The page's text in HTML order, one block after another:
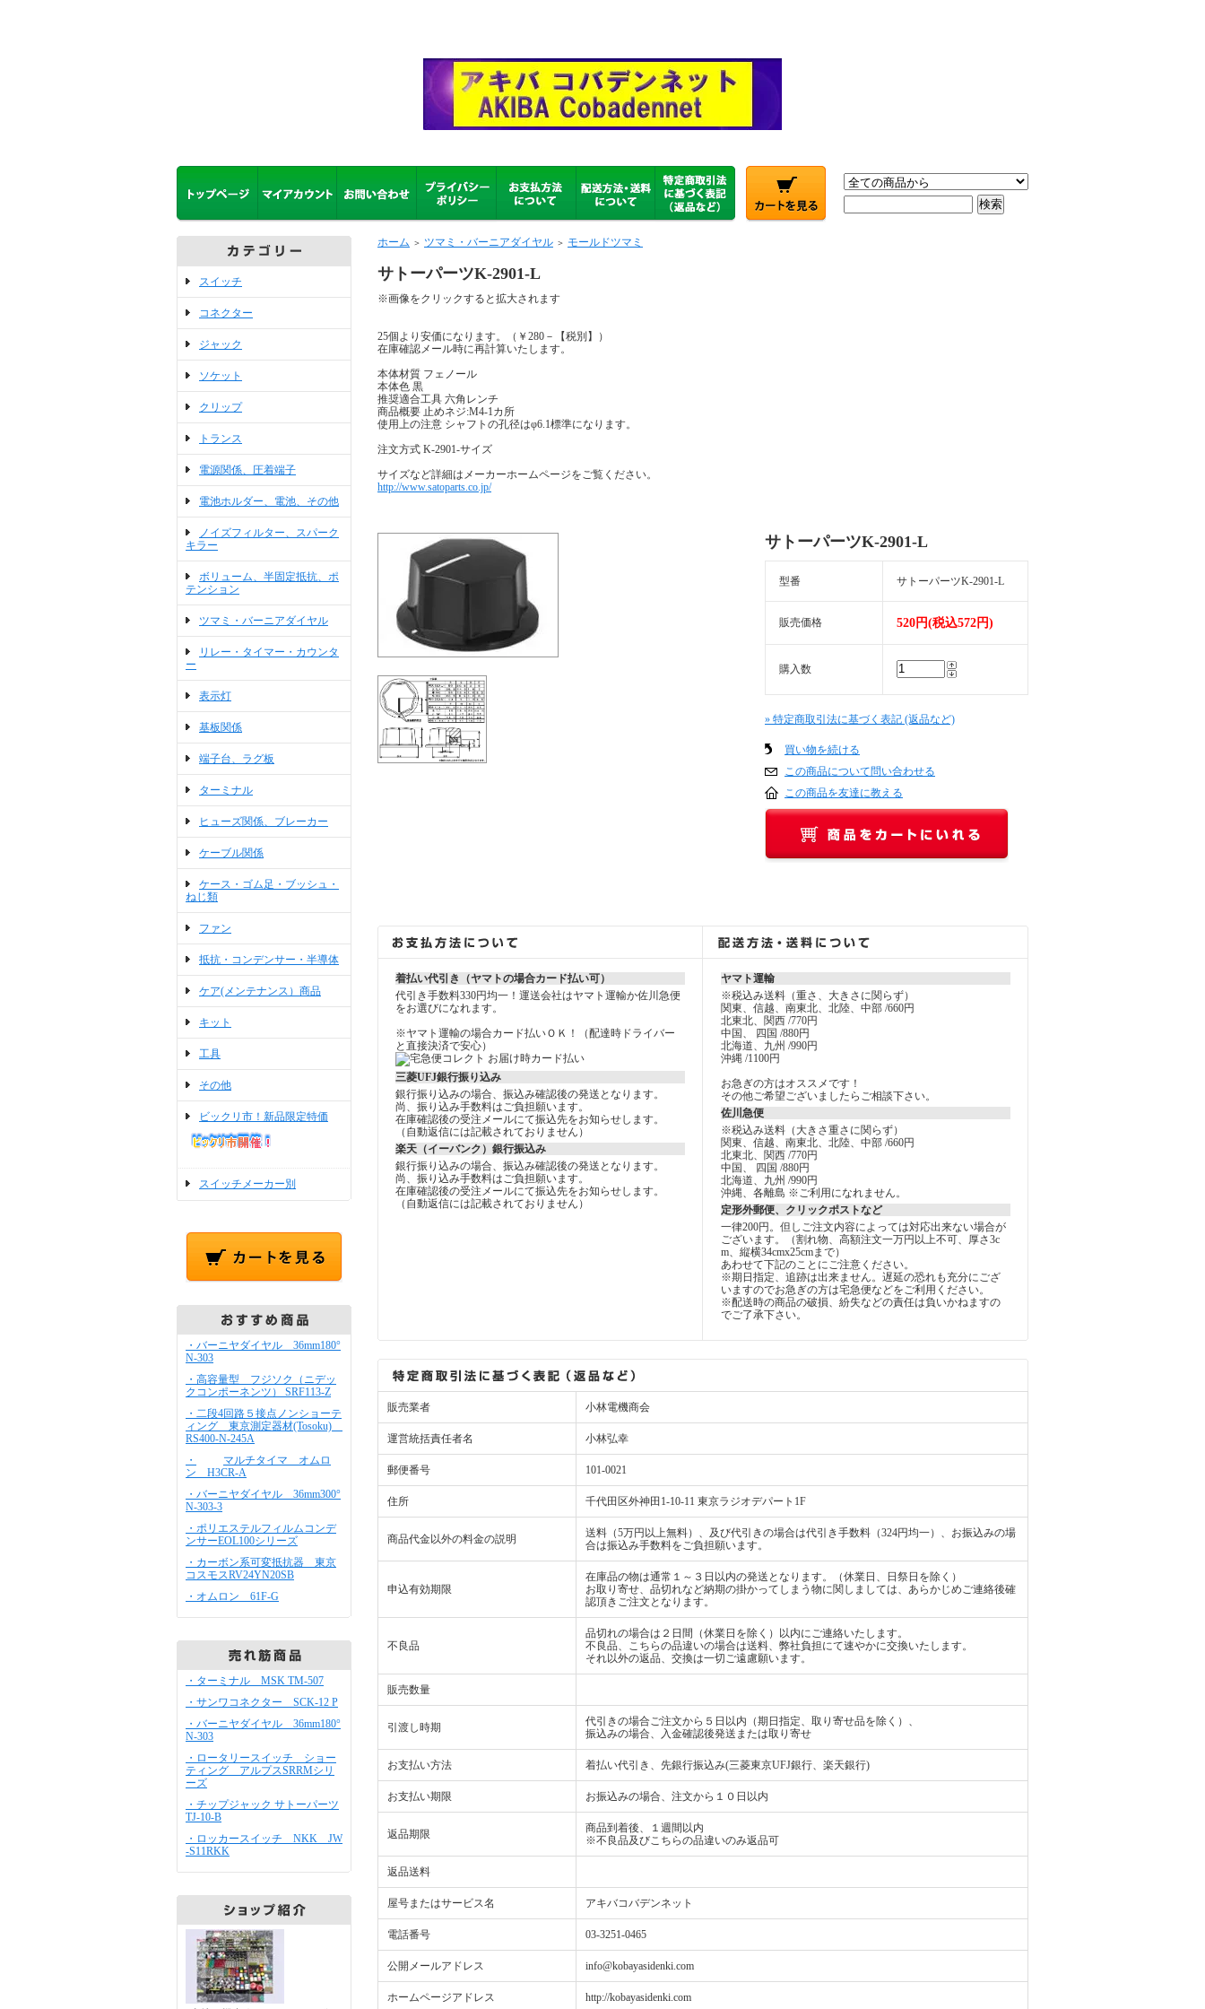
スイッチ
コネクター
ジャック
ソケット
クリップ
トランス
電源関係、圧着端子
電池ホルダー、電池、その他
ノイズフィルター、スパーク
キラー
ボリューム、半固定抵抗、ポ
テンション
ツマミ・バーニアダイヤル
リレー・タイマー・カウンタ
ー
表示灯
基板関係
端子台、ラグ板
ターミナル
ヒューズ関係、ブレーカー
ケーブル関係
ケース・ゴム足・ブッシュ・
ねじ類
ファン
抵抗・コンデンサー・半導体
ケア(メンテナンス）商品
キット
工具
その他
ビックリ市！新品限定特価
スイッチメーカー別
・バーニヤダイヤル 36mm180°
N-303
・高容量型 フジソク（ニデッ
クコンポーネンツ） SRF113-Z
・二段4回路５接点ノンショーテ
ィング 東京測定器材(Tosoku)
RS400-N-245A
・
マルチタイマ オムロ
ン H3CR-A
・バーニヤダイヤル 36mm300°
N-303-3
・ポリエステルフィルムコンデ
ンサーEOL100シリーズ
・カーボン系可変抵抗器 東京
コスモスRV24YN20SB
・オムロン 61F-G
・ターミナル MSK TM-507
・サンワコネクター SCK-12 P
・バーニヤダイヤル 36mm180°
N-303
・ロータリースイッチ ショー
ティング アルプスSRRMシリ
ーズ
・チップジャック サトーパーツ
TJ-10-B
・ロッカースイッチ NKK JW
-S11RKK
ホーム ＞ ツマミ・バーニアダイヤル ＞ モールドツマミ
サトーパーツK-2901-L
※画像をクリックすると拡大されます
25個より安価になります。（￥280－【税別】）
在庫確認メール時に再計算いたします。
本体材質 フェノール
本体色 黒
推奨適合工具 六角レンチ
商品概要 止めネジ:M4-1カ所
使用上の注意 シャフトの孔径はφ6.1標準になります。
注文方式 K-2901-サイズ
サイズなど詳細はメーカーホームページをご覧ください。
http://www.satoparts.co.jp/
サトーパーツK-2901-L
型番 サトーパーツK-2901-L
販売価格 520円(税込572円)
購入数
» 特定商取引法に基づく表記 (返品など)
買い物を続ける
この商品について問い合わせる
この商品を友達に教える
着払い代引き（ヤマトの場合カード払い可）
代引き手数料330円均一！運送会社はヤマト運輸か佐川急便
をお選びになれます。
※ヤマト運輸の場合カード払いＯＫ！（配達時ドライバー
と直接決済で安心）
三菱UFJ銀行振り込み
銀行振り込みの場合、振込み確認後の発送となります。
尚、振り込み手数料はご負担願います。
在庫確認後の受注メールにて振込先をお知らせします。
（自動返信には記載されておりません）
楽天（イーバンク）銀行振込み
銀行振り込みの場合、振込み確認後の発送となります。
尚、振り込み手数料はご負担願います。
在庫確認後の受注メールにて振込先をお知らせします。
（自動返信には記載されておりません）
ヤマト運輸
※税込み送料（重さ、大きさに関らず）
関東、信越、南東北、北陸、中部 /660円
北東北、関西 /770円
中国、 四国 /880円
北海道、九州 /990円
沖縄 /1100円
お急ぎの方はオススメです！
その他ご希望ございましたらご相談下さい。
佐川急便
※税込み送料（大きさ重さに関らず）
関東、信越、南東北、北陸、中部 /660円
北東北、関西 /770円
中国、 四国 /880円
北海道、九州 /990円
沖縄、各離島 ※ご利用になれません。
定形外郵便、クリックポストなど
一律200円。但しご注文内容によっては対応出来ない場合が
ございます。（割れ物、高額注文一万円以上不可、厚さ3c
m、縦横34cmx25cmまで）
あわせて下記のことにご注意ください。
※期日指定、追跡は出来ません。遅延の恐れも充分にござ
いますのでお急ぎの方は宅急便などをご利用ください。
※配送時の商品の破損、紛失などの責任は負いかねますの
でご了承下さい。
販売業者 小林電機商会
運営統括責任者名 小林弘幸
郵便番号 101-0021
住所 千代田区外神田1-10-11 東京ラジオデパート1F
商品代金以外の料金の説明
送料（5万円以上無料）、及び代引きの場合は代引き手数料（324円均一）、お振込みの場
合は振込み手数料をご負担願います。
申込有効期限
在庫品の物は通常１～３日以内の発送となります。（休業日、日祭日を除く）
お取り寄せ、品切れなど納期の掛かってしまう物に関しましては、あらかじめご連絡後確
認頂きご注文となります。
不良品
品切れの場合は２日間（休業日を除く）以内にご連絡いたします。
不良品、こちらの品違いの場合は送料、弊社負担にて速やかに交換いたします。
それ以外の返品、交換は一切ご遠慮願います。
販売数量
引渡し時期
代引きの場合ご注文から５日以内（期日指定、取り寄せ品を除く）、
振込みの場合、入金確認後発送または取り寄せ
お支払い方法 着払い代引き、先銀行振込み(三菱東京UFJ銀行、楽天銀行)
お支払い期限 お振込みの場合、注文から１０日以内
返品期限
商品到着後、１週間以内
※不良品及びこちらの品違いのみ返品可
返品送料
屋号またはサービス名 アキバコバデンネット
電話番号 03-3251-0465
公開メールアドレス info@kobayasidenki.com
ホームページアドレス http://kobayasidenki.com